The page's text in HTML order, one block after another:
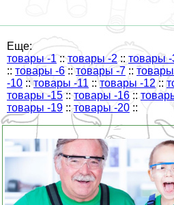
Еще:
товары -1 ::товары -2 :: товары -
:: товары -6 ::товары -7 ::
-10 ::товары -11 :: товары -12 ::
товары -15 :: товары -16 ::
товары -19 :: товары -20 ::